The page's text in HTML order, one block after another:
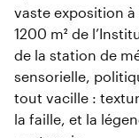
vaste exposition
1200 m² de
de la station de
sensorielle,
tout vacille :
la faille, et la